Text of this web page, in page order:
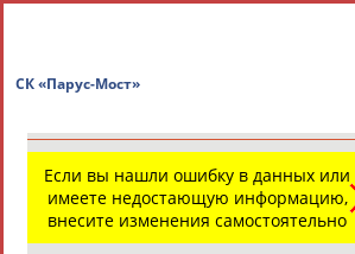
Если вы нашли ошибку в данных или
имеете недостающую информацию,
внесите изменения самостоятельно